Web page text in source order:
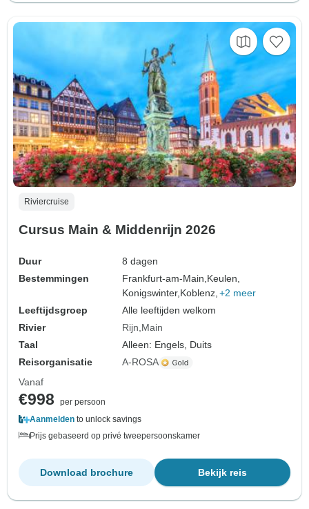
Riviercruise
Cursus Main & Middenrijn 2026
Duur
8 dagen
Bestemmingen
Frankfurt-am-Main,Keulen,
Konigswinter,Koblenz, +2 meer
Leeftijdsgroep
Alle leeftijden welkom
Rivier
Rijn Main
Taal
Alleen: Engels, Duits
Reisorganisatie
A-ROSA
Vanaf
€998
per persoon
Aanmelden to unlock savings
Prijs gebaseerd op privé tweepersoonskamer
Bekijk reis
Download brochure